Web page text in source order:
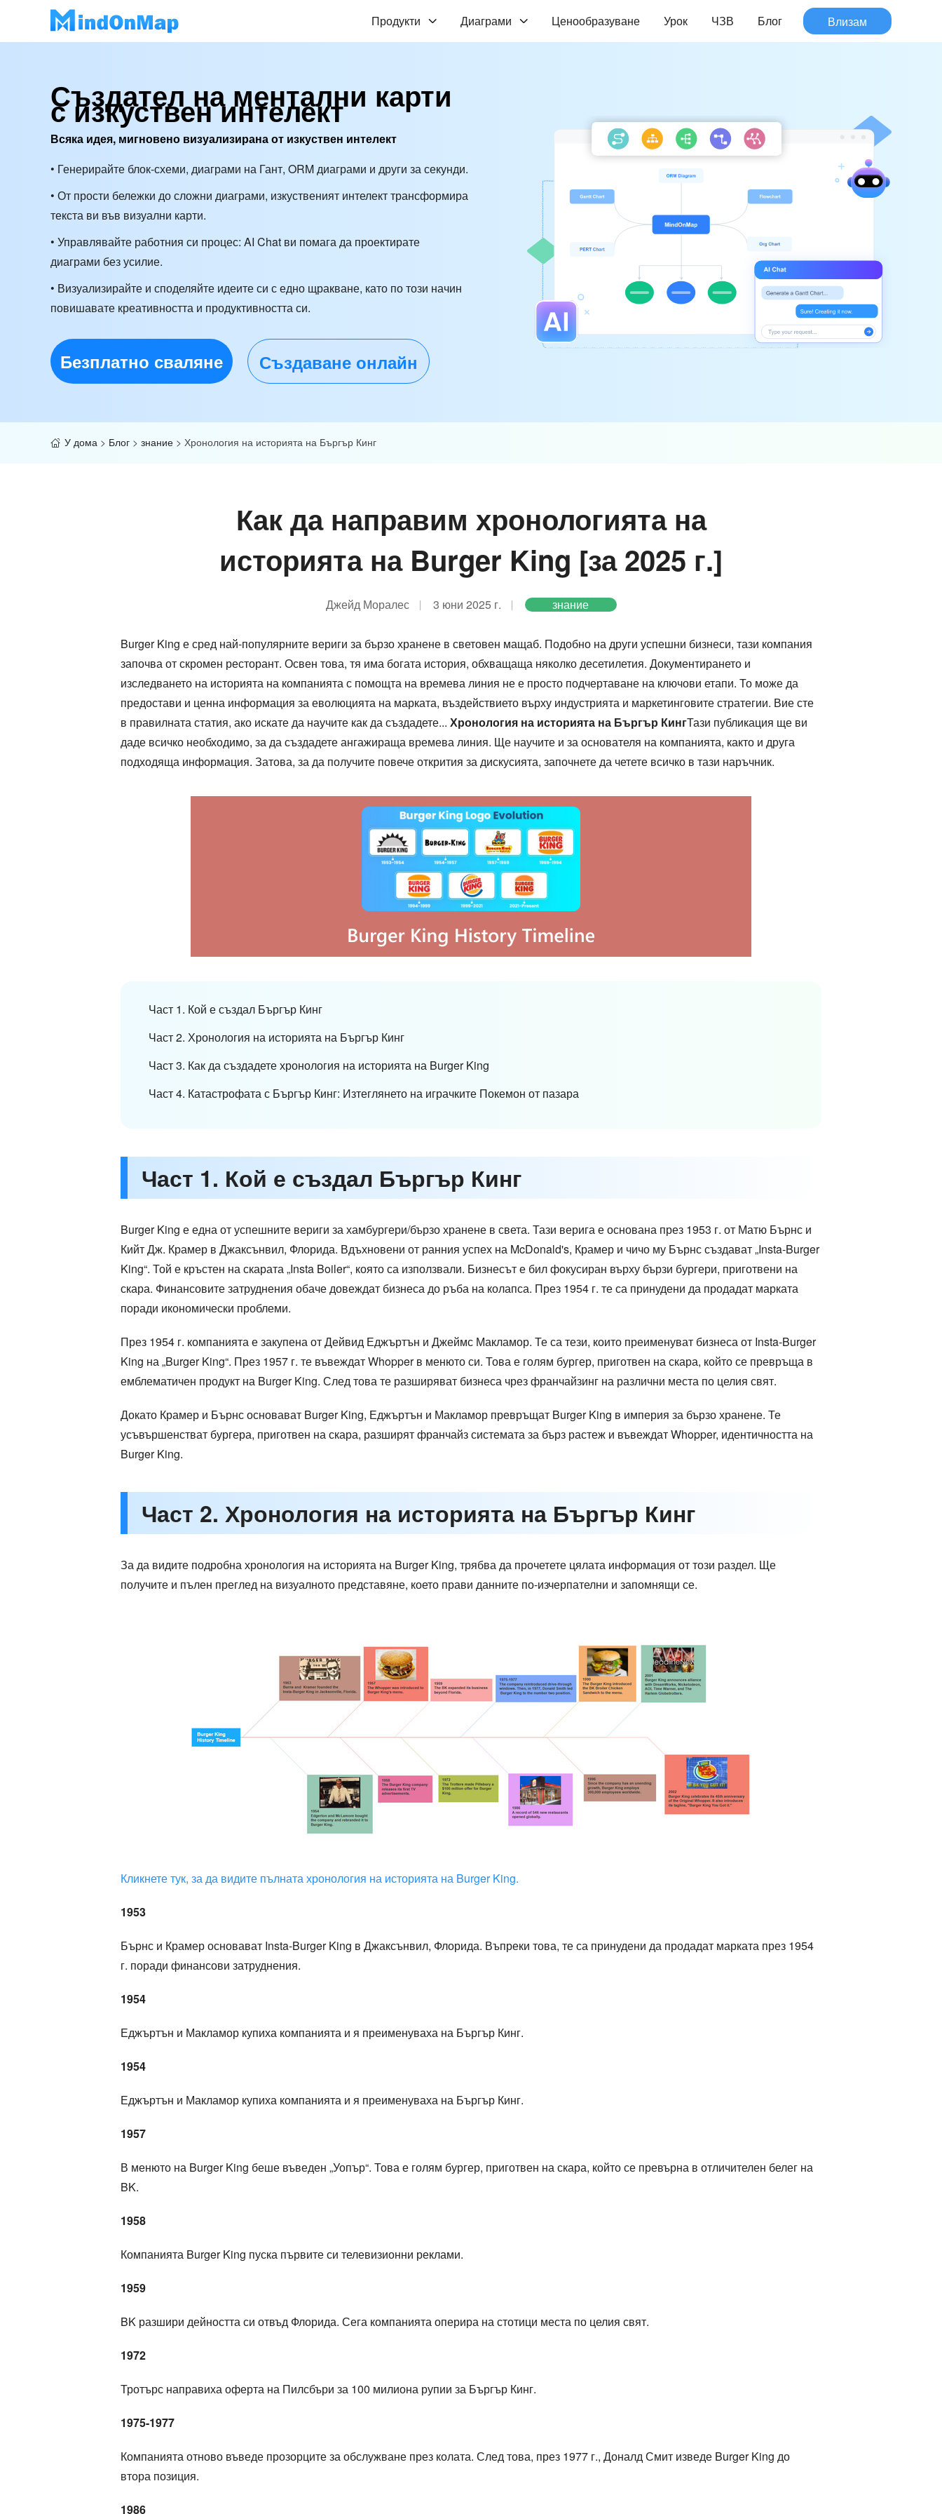
Продукти Диаграми Ценообразуване Урок ЧЗВ Блог Влизам
Създател на ментални карти
с изкуствен интелект
Всяка идея, мигновено визуализирана от изкуствен интелект
• Генерирайте блок-схеми, диаграми на Гант, ORM диаграми и други за секунди.
• От прости бележки до сложни диаграми, изкуственият интелект трансформира
текста ви във визуални карти.
• Управлявайте работния си процес: AI Chat ви помага да проектирате
диаграми без усилие.
• Визуализирайте и споделяйте идеите си с едно щракване, като по този начин
повишавате креативността и продуктивността си.
Безплатно сваляне Създаване онлайн
У дома > Блог > знание > Хронология на историята на Бъргър Кинг
Как да направим хронологията на
историята на Burger King [за 2025 г.]
Джейд Моралес 3 юни 2025 г. знание
Burger King е сред най-популярните вериги за бързо хранене в световен мащаб. Подобно на други успешни бизнеси, тази компания
започва от скромен ресторант. Освен това, тя има богата история, обхващаща няколко десетилетия. Документирането и
изследването на историята на компанията с помощта на времева линия не е просто подчертаване на ключови етапи. То може да
предостави и ценна информация за еволюцията на марката, въздействието върху индустрията и маркетинговите стратегии. Вие сте
в правилната статия, ако искате да научите как да създадете... Хронология на историята на Бъргър КингТази публикация ще ви
даде всичко необходимо, за да създадете ангажираща времева линия. Ще научите и за основателя на компанията, както и друга
подходяща информация. Затова, за да получите повече открития за дискусията, започнете да четете всичко в тази наръчник.
Част 1. Кой е създал Бъргър Кинг
Част 2. Хронология на историята на Бъргър Кинг
Част 3. Как да създадете хронология на историята на Burger King
Част 4. Катастрофата с Бъргър Кинг: Изтеглянето на играчките Покемон от пазара
Част 1. Кой е създал Бъргър Кинг
Burger King е една от успешните вериги за хамбургери/бързо хранене в света. Тази верига е основана през 1953 г. от Матю Бърнс и
Кийт Дж. Крамер в Джаксънвил, Флорида. Вдъхновени от ранния успех на McDonald's, Крамер и чичо му Бърнс създават „Insta-Burger
King“. Той е кръстен на скарата „Insta Boiler“, която са използвали. Бизнесът е бил фокусиран върху бързи бургери, приготвени на
скара. Финансовите затруднения обаче довеждат бизнеса до ръба на колапса. През 1954 г. те са принудени да продадат марката
поради икономически проблеми.
През 1954 г. компанията е закупена от Дейвид Еджъртън и Джеймс Макламор. Те са тези, които преименуват бизнеса от Insta-Burger
King на „Burger King“. През 1957 г. те въвеждат Whopper в менюто си. Това е голям бургер, приготвен на скара, който се превръща в
емблематичен продукт на Burger King. След това те разширяват бизнеса чрез франчайзинг на различни места по целия свят.
Докато Крамер и Бърнс основават Burger King, Еджъртън и Макламор превръщат Burger King в империя за бързо хранене. Те
усъвършенстват бургера, приготвен на скара, разширят франчайз системата за бърз растеж и въвеждат Whopper, идентичността на
Burger King.
Част 2. Хронология на историята на Бъргър Кинг
За да видите подробна хронология на историята на Burger King, трябва да прочетете цялата информация от този раздел. Ще
получите и пълен преглед на визуалното представяне, което прави данните по-изчерпателни и запомнящи се.
Кликнете тук, за да видите пълната хронология на историята на Burger King.
1953
Бърнс и Крамер основават Insta-Burger King в Джаксънвил, Флорида. Въпреки това, те са принудени да продадат марката през 1954
г. поради финансови затруднения.
1954
Еджъртън и Макламор купиха компанията и я преименуваха на Бъргър Кинг.
1954
Еджъртън и Макламор купиха компанията и я преименуваха на Бъргър Кинг.
1957
В менюто на Burger King беше въведен „Уопър“. Това е голям бургер, приготвен на скара, който се превърна в отличителен белег на
BK.
1958
Компанията Burger King пуска първите си телевизионни реклами.
1959
BK разшири дейността си отвъд Флорида. Сега компанията оперира на стотици места по целия свят.
1972
Тротърс направиха оферта на Пилсбъри за 100 милиона рупии за Бъргър Кинг.
1975-1977
Компанията отново въведе прозорците за обслужване през колата. След това, през 1977 г., Доналд Смит изведе Burger King до
втора позиция.
1986